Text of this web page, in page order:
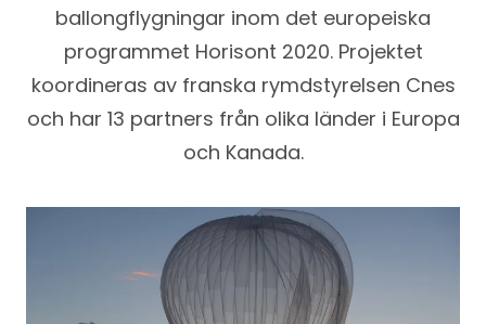
ballongflygningar inom det europeiska
programmet Horisont 2020. Projektet
koordineras av franska rymdstyrelsen Cnes
och har 13 partners från olika länder i Europa
och Kanada.